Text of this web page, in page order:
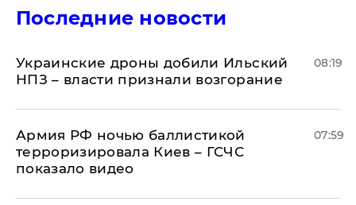
Последние новости
Украинские дроны добили Ильский
НПЗ – власти признали возгорание
08:19
Армия РФ ночью баллистикой
терроризировала Киев – ГСЧС
показало видео
07:59